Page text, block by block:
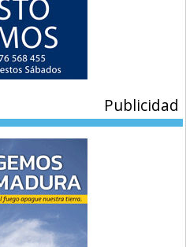
Publicidad